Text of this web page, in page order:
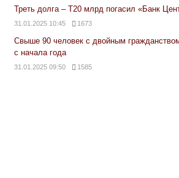
Треть долга – Т20 млрд погасил «Банк
31.01.2025 10:45 1673
Свыше 90 человек с двойным
с начала года
31.01.2025 09:50 1585